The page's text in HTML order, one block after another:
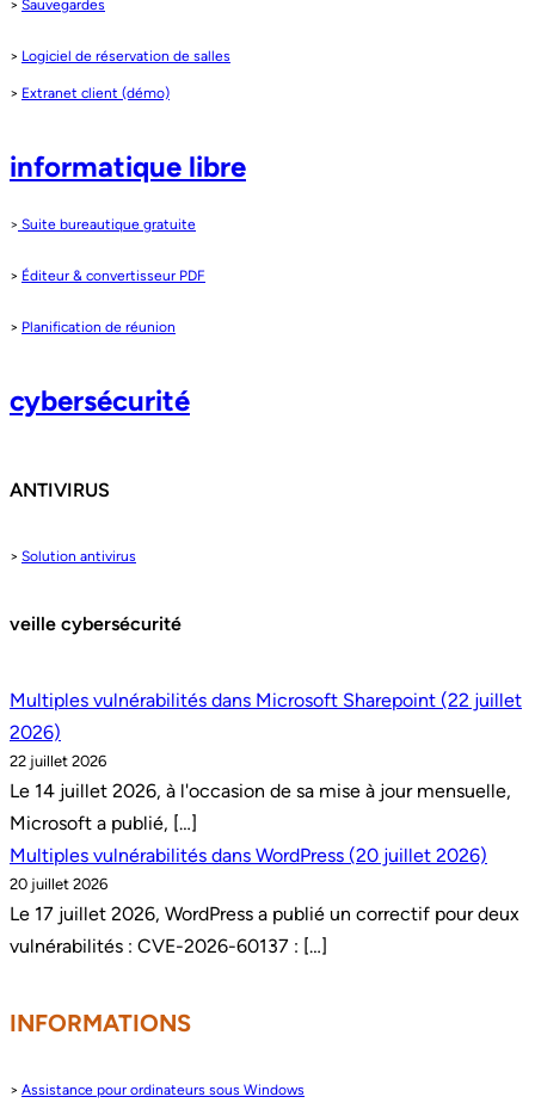
> Sauvegardes
> Logiciel de réservation de salles
> Extranet client (démo)
informatique libre
> Suite bureautique gratuite
> Éditeur & convertisseur PDF
> Planification de réunion
cybersécurité
ANTIVIRUS
> Solution antivirus
veille cybersécurité
Multiples vulnérabilités dans Microsoft Sharepoint (22 juillet
2026)
22 juillet 2026
Le 14 juillet 2026, à l'occasion de sa mise à jour mensuelle,
Microsoft a publié, […]
Multiples vulnérabilités dans WordPress (20 juillet 2026)
20 juillet 2026
Le 17 juillet 2026, WordPress a publié un correctif pour deux
vulnérabilités : CVE-2026-60137 : […]
INFORMATIONS
> Assistance pour ordinateurs sous Windows